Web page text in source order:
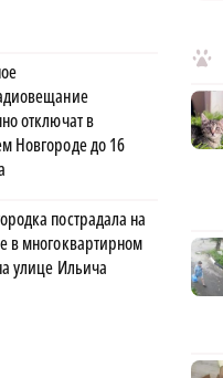
отключат в
Новгороде до 16
пострадала на
в многоквартирном
улице Ильича